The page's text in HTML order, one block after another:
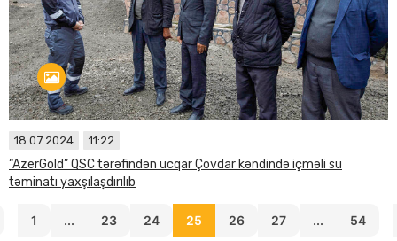
18.07.2024 11:22
“AzerGold” QSC tərəfindən ucqar Çovdar kəndində içməli su
təminatı yaxşılaşdırılıb
1 ... 23 24 25 26 27 ... 54